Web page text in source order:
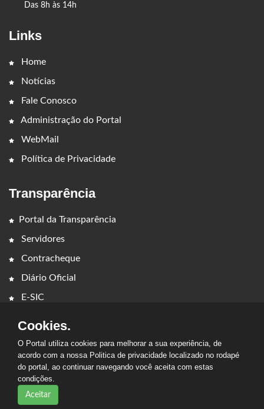
Das 8h às 14h
Links
Home
Notícias
Fale Conosco
Administração do Portal
WebMail
Política de Privacidade
Transparência
Portal da Transparência
Servidores
Contracheque
Diário Oficial
E-SIC
Cookies.
O Portal utiliza cookies para melhorar a sua experiência, de
acordo com a nossa Politica de privacidade localizado no rodapé
do portal, ao continuar navegando você aceita com estas
condições.
Aceitar
2026 - PREFEITURA MUNICIPAL SENADOR LA ROCQUE. Todos os
direitos reservados.